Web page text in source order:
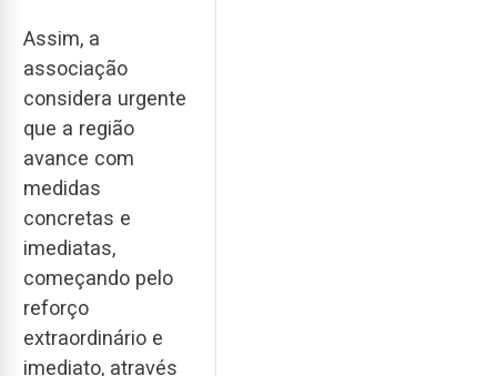
Assim, a
associação
considera urgente
que a região
avance com
medidas
concretas e
imediatas,
começando pelo
reforço
extraordinário e
imediato, através